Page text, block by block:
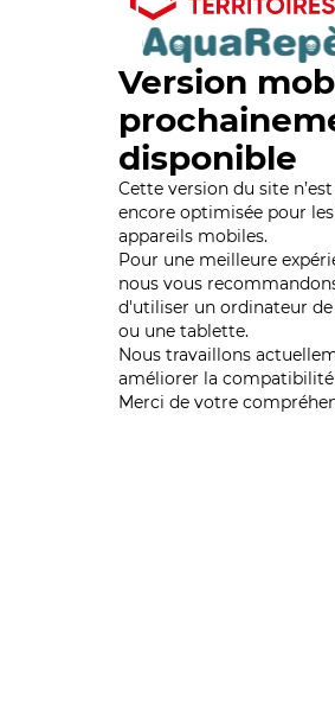
Version
disponible
Cette version du site
encore optimisée pour les
appareils mobiles.
Pour une meilleure
nous vous
d'utiliser un ordinateur de
ou une tablette.
Nous travaillons
améliorer la
Merci de votre